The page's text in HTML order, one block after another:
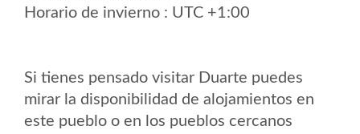
Horario de invierno : UTC +1:00
Si tienes pensado visitar Duarte puedes
mirar la disponibilidad de alojamientos en
este pueblo o en los pueblos cercanos